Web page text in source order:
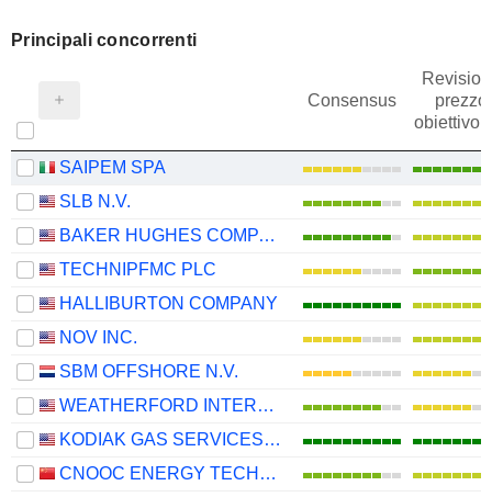
Principali concorrenti
Consensus
prezzo
obiettivo
SAIPEM SPA
SLB N.V.
BAKER HUGHES COMPANY
TECHNIPFMC PLC
HALLIBURTON COMPANY
NOV INC.
SBM OFFSHORE N.V.
WEATHERFORD INTERNATIONAL PLC
KODIAK GAS SERVICES, INC.
CNOOC ENERGY TECHNOLOGY & SERVICES LIMITED